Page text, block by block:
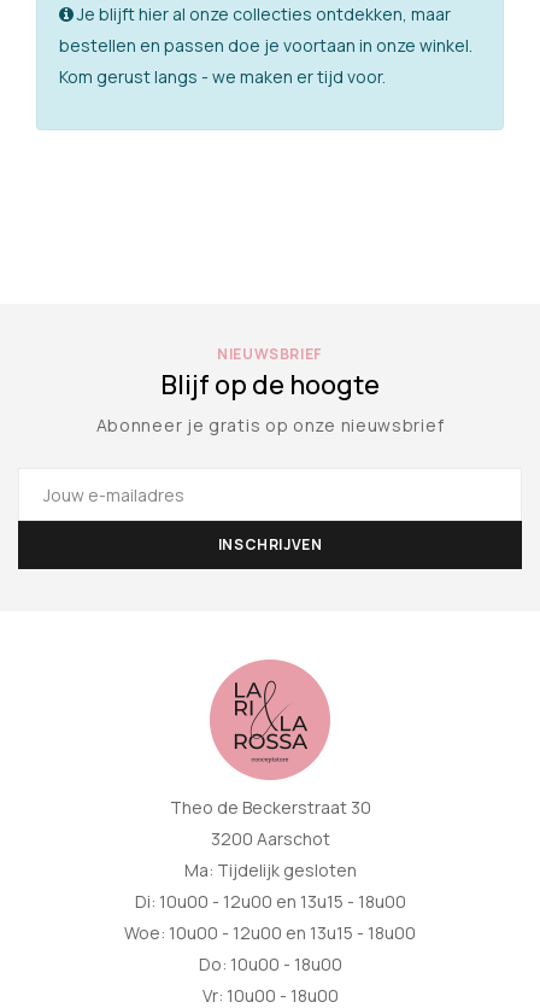
Je blijft hier al onze collecties ontdekken, maar
bestellen en passen doe je voortaan in onze winkel.
Kom gerust langs - we maken er tijd voor.
NIEUWSBRIEF
Blijf op de hoogte
Abonneer je gratis op onze nieuwsbrief
Theo de Beckerstraat 30
3200 Aarschot
Ma: Tijdelijk gesloten
Di: 10u00 - 12u00 en 13u15 - 18u00
Woe: 10u00 - 12u00 en 13u15 - 18u00
Do: 10u00 - 18u00
Vr: 10u00 - 18u00